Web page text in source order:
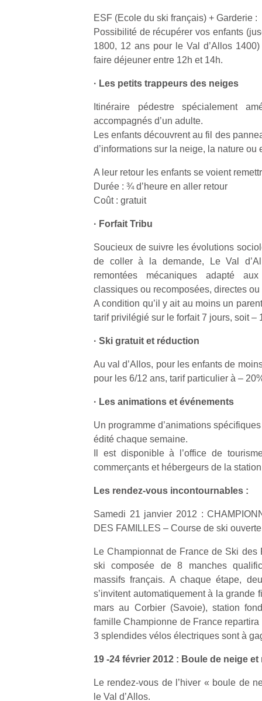
ESF (Ecole du ski français) + Garderie :
Possibilité de récupérer vos enfants
1800, 12 ans pour le Val d’Allos
faire déjeuner entre 12h et 14h.
· Les petits trappeurs des neiges
Itinéraire pédestre spécialement
accompagnés d’un adulte.
Les enfants découvrent au fil des
d’informations sur la neige, la nature ou
A leur retour les enfants se voient
Durée : ¾ d’heure en aller retour
Coût : gratuit
· Forfait Tribu
Soucieux de suivre les évolutions
de coller à la demande, Le Val
remontées mécaniques adapté
classiques ou recomposées, directes
A condition qu’il y ait au moins un
tarif privilégié sur le forfait 7 jours, soit –
· Ski gratuit et réduction
Au val d’Allos, pour les enfants de
pour les 6/12 ans, tarif particulier à –
· Les animations et événements
Un programme d’animations
édité chaque semaine.
Il est disponible à l’office de
commerçants et hébergeurs de la
Les rendez-vous incontournables :
Samedi 21 janvier 2012 :
DES FAMILLES – Course de ski
Le Championnat de France de Ski
ski composée de 8 manches
massifs français. A chaque étape,
s’invitent automatiquement à la grande
mars au Corbier (Savoie), station
famille Championne de France
3 splendides vélos électriques sont à
19 -24 février 2012 : Boule de neige
Le rendez-vous de l’hiver « boule de
le Val d’Allos.
à
NextGen,
trottinette
mécanique
Beeper
Les
enfants
débordent
souvent
d’énergie.
occupations
n’est pas
toujours
simple.
divertissement,
physique
ou
apprentissage…
grands et
les petits !
Durant les
vacances
estivales
et avec le
beaux
l’occasion
rêvée
enfants
de